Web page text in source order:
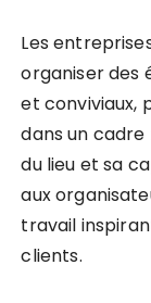
Les
organiser des
et conviviaux,
dans un
du lieu et sa
aux
travail
clients.